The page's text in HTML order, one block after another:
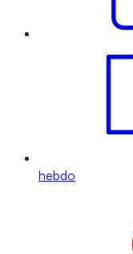
hebdo